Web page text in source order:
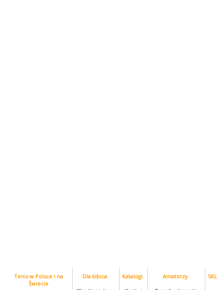
Tenis w Polsce i na
Świecie
Dla kibica
Katalogi
Amatorzy